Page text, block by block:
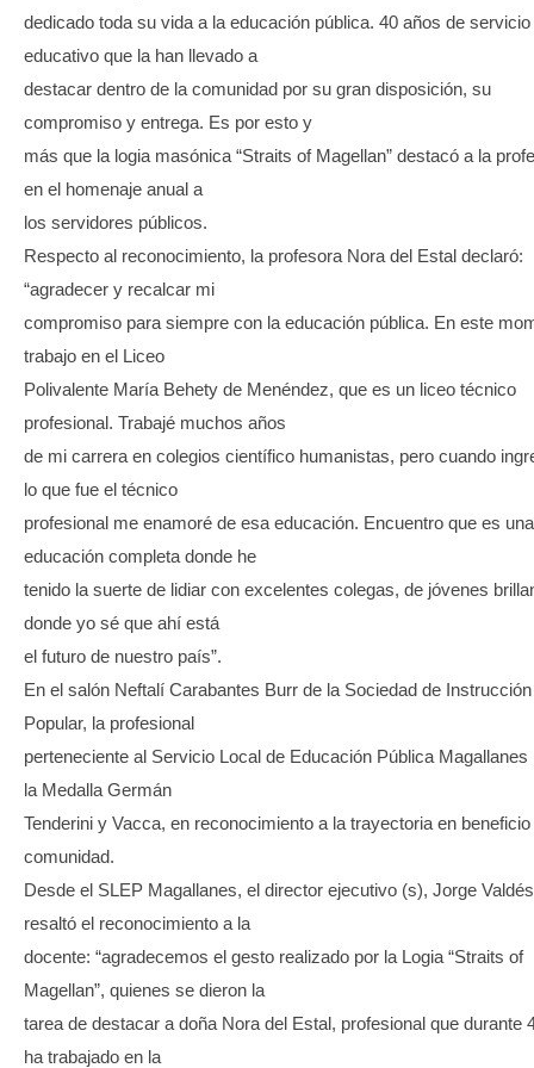
dedicado toda su vida a la educación pública. 40 años de servicio
educativo que la han llevado a
destacar dentro de la comunidad por su gran disposición, su
compromiso y entrega. Es por esto y
más que la logia masónica “Straits of Magellan” destacó a la
en el homenaje anual a
los servidores públicos.
Respecto al reconocimiento, la profesora Nora del Estal declaró:
“agradecer y recalcar mi
compromiso para siempre con la educación pública. En este
trabajo en el Liceo
Polivalente María Behety de Menéndez, que es un liceo técnico
profesional. Trabajé muchos años
de mi carrera en colegios científico humanistas, pero cuando
lo que fue el técnico
profesional me enamoré de esa educación. Encuentro que es una
educación completa donde he
tenido la suerte de lidiar con excelentes colegas, de jóvenes
donde yo sé que ahí está
el futuro de nuestro país”.
En el salón Neftalí Carabantes Burr de la Sociedad de Instrucción
Popular, la profesional
perteneciente al Servicio Local de Educación Pública Magallanes
la Medalla Germán
Tenderini y Vacca, en reconocimiento a la trayectoria en beneficio
comunidad.
Desde el SLEP Magallanes, el director ejecutivo (s), Jorge
resaltó el reconocimiento a la
docente: “agradecemos el gesto realizado por la Logia “Straits of
Magellan”, quienes se dieron la
tarea de destacar a doña Nora del Estal, profesional que durante
ha trabajado en la